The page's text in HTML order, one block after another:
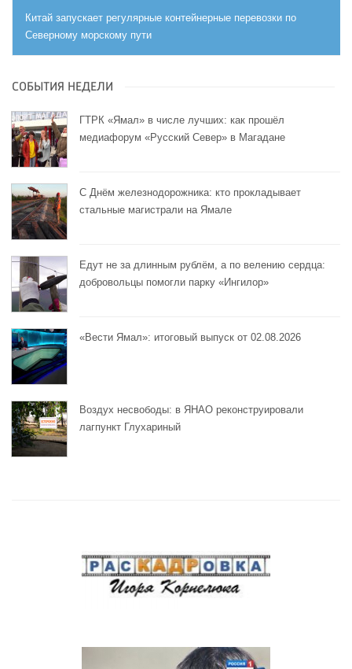
Китай запускает регулярные контейнерные перевозки по
Северному морскому пути
СОБЫТИЯ НЕДЕЛИ
ГТРК «Ямал» в числе лучших: как прошёл
медиафорум «Русский Север» в Магадане
С Днём железнодорожника: кто прокладывает
стальные магистрали на Ямале
Едут не за длинным рублём, а по велению сердца:
добровольцы помогли парку «Ингилор»
«Вести Ямал»: итоговый выпуск от 02.08.2026
Воздух несвободы: в ЯНАО реконструировали
лагпункт Глухариный